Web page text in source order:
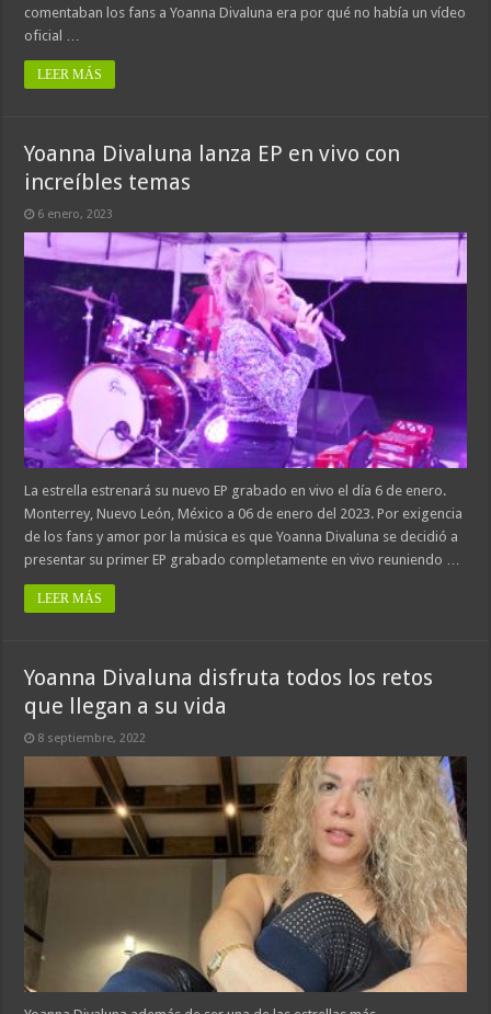
comentaban los fans a Yoanna Divaluna era por qué no había un vídeo
oficial …
LEER MÁS
Yoanna Divaluna lanza EP en vivo con
increíbles temas
6 enero, 2023
La estrella estrenará su nuevo EP grabado en vivo el día 6 de enero.
Monterrey, Nuevo León, México a 06 de enero del 2023. Por exigencia
de los fans y amor por la música es que Yoanna Divaluna se decidió a
presentar su primer EP grabado completamente en vivo reuniendo …
LEER MÁS
Yoanna Divaluna disfruta todos los retos
que llegan a su vida
8 septiembre, 2022